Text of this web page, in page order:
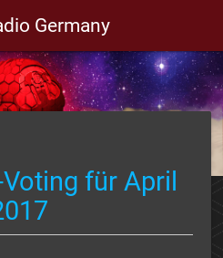
Germany
für April